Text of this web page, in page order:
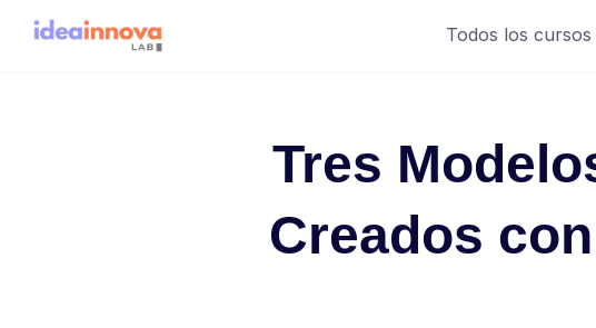
Todos los cursos
Tres
Creados